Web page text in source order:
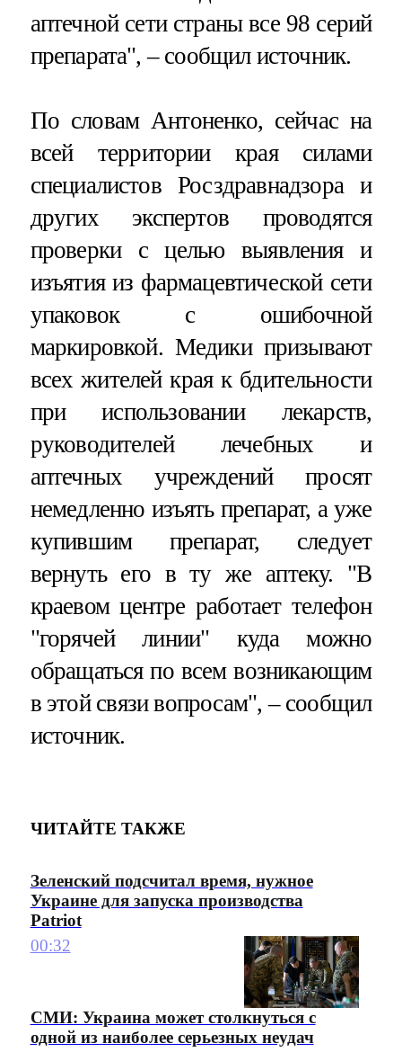
аптечной сети страны все 98 серий
препарата", – сообщил источник.
По словам Антоненко, сейчас на
всей территории края силами
специалистов Росздравнадзора и
других экспертов проводятся
проверки с целью выявления и
изъятия из фармацевтической сети
упаковок с ошибочной
маркировкой. Медики призывают
всех жителей края к бдительности
при использовании лекарств,
руководителей лечебных и
аптечных учреждений просят
немедленно изъять препарат, а уже
купившим препарат, следует
вернуть его в ту же аптеку. "В
краевом центре работает телефон
"горячей линии" куда можно
обращаться по всем возникающим
в этой связи вопросам", – сообщил
источник.
ЧИТАЙТЕ ТАКЖЕ
Зеленский подсчитал время, нужное
Украине для запуска производства
Patriot
00:32
СМИ: Украина может столкнуться с
одной из наиболее серьезных неудач